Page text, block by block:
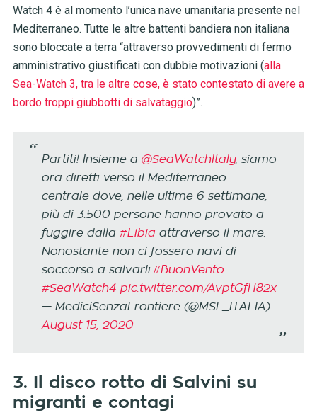
Watch 4 è al momento l’unica nave umanitaria presente nel
Mediterraneo. Tutte le altre battenti bandiera non italiana
sono bloccate a terra “attraverso provvedimenti di fermo
amministrativo giustificati con dubbie motivazioni (alla
Sea-Watch 3, tra le altre cose, è stato contestato di avere a
bordo troppi giubbotti di salvataggio)”.
Partiti! Insieme a @SeaWatchItaly, siamo
ora diretti verso il Mediterraneo
centrale dove, nelle ultime 6 settimane,
più di 3.500 persone hanno provato a
fuggire dalla #Libiaattraverso il mare.
Nonostante non ci fossero navi di
soccorso a salvarli.#BuonVento
#SeaWatch4 pic.twitter.com/AvptGfH82x
— MediciSenzaFrontiere (@MSF_ITALIA)
August 15, 2020
3. Il disco rotto di Salvini su
migranti e contagi